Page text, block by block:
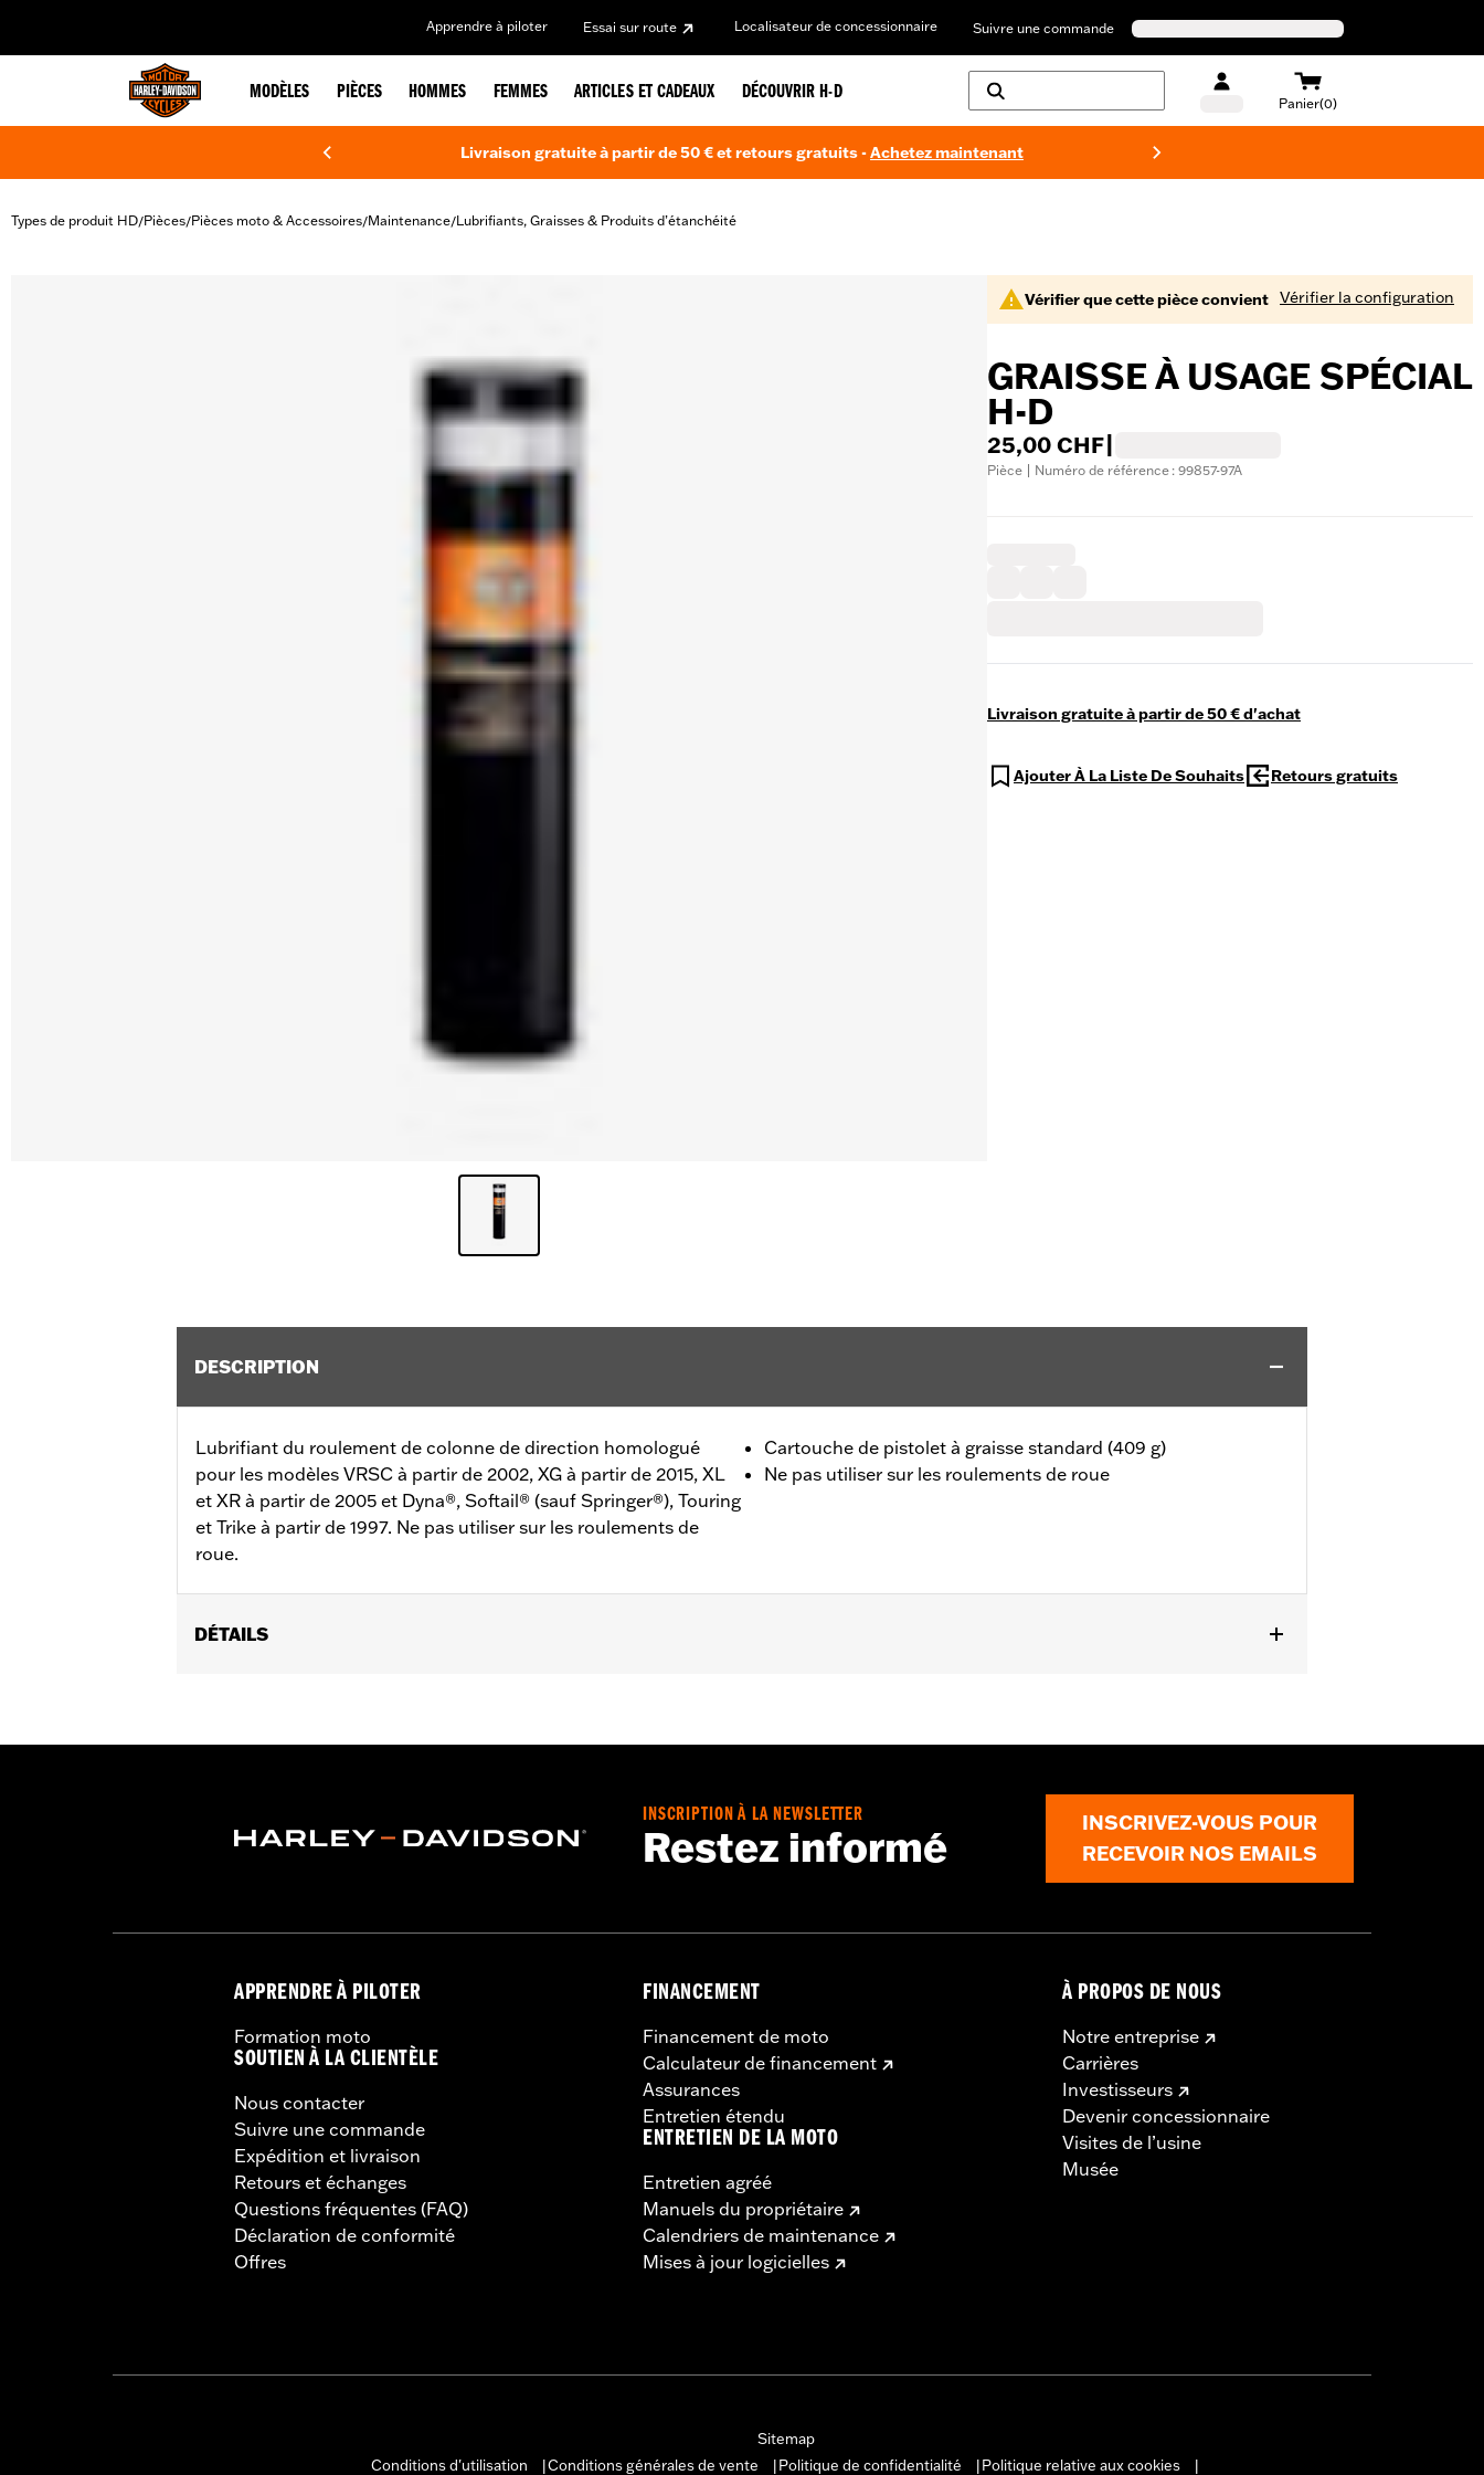
Apprendre à piloter Essai sur route Localisateur de concessionnaire Suivre une commande
MODÈLES PIÈCES HOMMES FEMMES ARTICLES ET CADEAUX DÉCOUVRIR H-D
Panier(0)
Livraison gratuite à partir de 50 € et retours gratuits -Achetez maintenant
Types de produit HD/Pièces/Pièces moto & Accessoires/Maintenance/Lubrifiants, Graisses & Produits d’étanchéité
Vérifier que cette pièce convient Vérifier la configuration
GRAISSE À USAGE SPÉCIAL
H-D
25,00 CHF
Pièce | Numéro de référence : 99857-97A
Livraison gratuite à partir de 50 € d'achat
Ajouter À La Liste De Souhaits Retours gratuits
DESCRIPTION
Lubrifiant du roulement de colonne de direction homologué
pour les modèles VRSC à partir de 2002, XG à partir de 2015, XL
et XR à partir de 2005 et Dyna®, Softail® (sauf Springer®), Touring
et Trike à partir de 1997. Ne pas utiliser sur les roulements de
roue.
Cartouche de pistolet à graisse standard (409 g)
Ne pas utiliser sur les roulements de roue
DÉTAILS
sur les roulements de roue.
INSCRIPTION À LA NEWSLETTER
Restez informé
INSCRIVEZ-VOUS POUR
RECEVOIR NOS EMAILS
APPRENDRE À PILOTER
Formation moto
SOUTIEN À LA CLIENTÈLE
Nous contacter
Suivre une commande
Expédition et livraison
Retours et échanges
Questions fréquentes (FAQ)
Déclaration de conformité
Offres
FINANCEMENT
Financement de moto
Calculateur de financement
Assurances
Entretien étendu
ENTRETIEN DE LA MOTO
Entretien agréé
Manuels du propriétaire
Calendriers de maintenance
Mises à jour logicielles
À PROPOS DE NOUS
Notre entreprise
Carrières
Investisseurs
Devenir concessionnaire
Visites de l’usine
Musée
Sitemap
Conditions d'utilisation
Conditions générales de vente Politique de confidentialité Politique relative aux cookies